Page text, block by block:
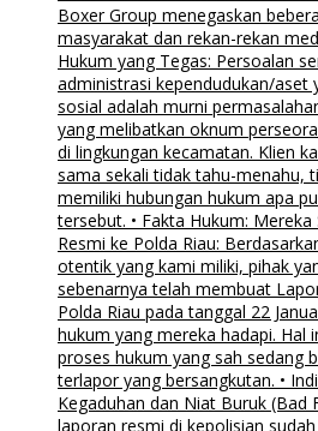
Boxer Group menegaskan
masyarakat dan rekan-rekan
Hukum yang Tegas: Persoalan
administrasi kependudukan/aset
sosial adalah murni
yang melibatkan oknum
di lingkungan kecamatan. Klien
sama sekali tidak tahu-menahu,
memiliki hubungan hukum apa
tersebut. • Fakta Hukum:
Resmi ke Polda Riau:
otentik yang kami miliki, pihak
sebenarnya telah membuat
Polda Riau pada tanggal 22
hukum yang mereka hadapi. Hal
proses hukum yang sah sedang
terlapor yang bersangkutan. •
Kegaduhan dan Niat Buruk (Bad
laporan resmi di kepolisian